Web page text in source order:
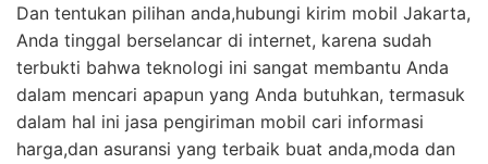
Dan tentukan pilihan anda,hubungi kirim mobil Jakarta,
Anda tinggal berselancar di internet, karena sudah
terbukti bahwa teknologi ini sangat membantu Anda
dalam mencari apapun yang Anda butuhkan, termasuk
dalam hal ini jasa pengiriman mobil cari informasi
harga,dan asuransi yang terbaik buat anda,moda dan